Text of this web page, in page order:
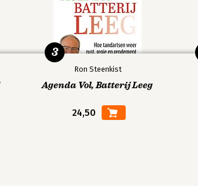
Ron Steenkist
Agenda Vol, Batterij Leeg
24,50
3